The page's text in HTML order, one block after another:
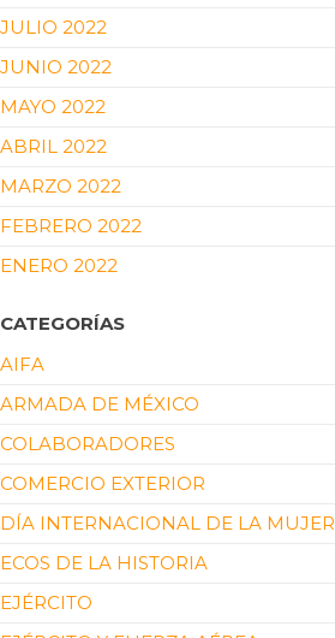
JULIO 2022
JUNIO 2022
MAYO 2022
ABRIL 2022
MARZO 2022
FEBRERO 2022
ENERO 2022
CATEGORÍAS
AIFA
ARMADA DE MÉXICO
COLABORADORES
COMERCIO EXTERIOR
DÍA INTERNACIONAL DE LA MUJER
ECOS DE LA HISTORIA
EJÉRCITO